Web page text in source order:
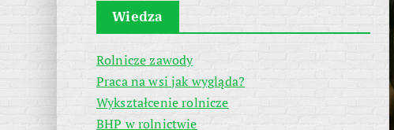
Wiedza
Rolnicze zawody
Praca na wsi jak wygląda?
Wykształcenie rolnicze
BHP w rolnictwie